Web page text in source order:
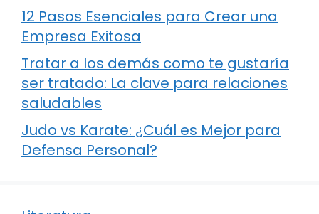
12 Pasos Esenciales para Crear una
Empresa Exitosa
Tratar a los demás como te gustaría
ser tratado: La clave para relaciones
saludables
Judo vs Karate: ¿Cuál es Mejor para
Defensa Personal?